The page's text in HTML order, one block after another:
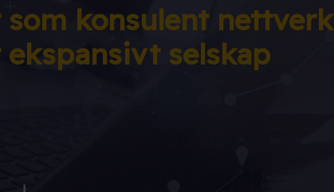
konsulent nettverk
selskap